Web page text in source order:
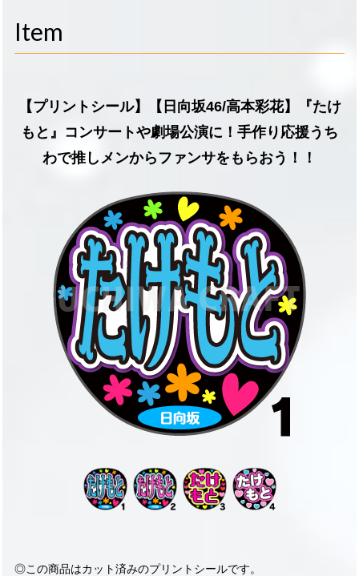
Item
【プリントシール】【日向坂46/高本彩花】『たけ
もと』コンサートや劇場公演に！手作り応援うち
わで推しメンからファンサをもらおう！！
◎この商品はカット済みのプリントシールです。